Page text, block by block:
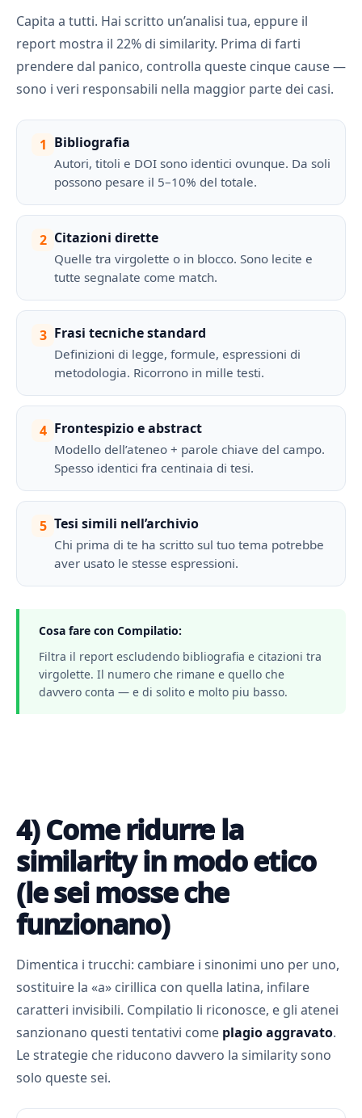
Capita a tutti. Hai scritto un’analisi tua, eppure il
report mostra il 22% di similarity. Prima di farti
prendere dal panico, controlla queste cinque cause —
sono i veri responsabili nella maggior parte dei casi.
1 Bibliografia
Autori, titoli e DOI sono identici ovunque. Da soli
possono pesare il 5–10% del totale.
2 Citazioni dirette
Quelle tra virgolette o in blocco. Sono lecite e
tutte segnalate come match.
3 Frasi tecniche standard
Definizioni di legge, formule, espressioni di
metodologia. Ricorrono in mille testi.
4 Frontespizio e abstract
Modello dell’ateneo + parole chiave del campo.
Spesso identici fra centinaia di tesi.
5 Tesi simili nell’archivio
Chi prima di te ha scritto sul tuo tema potrebbe
aver usato le stesse espressioni.
Cosa fare con Compilatio:
Filtra il report escludendo bibliografia e citazioni tra
virgolette. Il numero che rimane e quello che
davvero conta — e di solito e molto piu basso.
4) Come ridurre la
similarity in modo etico
(le sei mosse che
funzionano)
Dimentica i trucchi: cambiare i sinonimi uno per uno,
sostituire la «a» cirillica con quella latina, infilare
caratteri invisibili. Compilatio li riconosce, e gli atenei
sanzionano questi tentativi come plagio aggravato.
Le strategie che riducono davvero la similarity sono
solo queste sei.